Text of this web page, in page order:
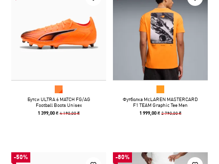
Бутси ULTRA 6 MATCH FG/AG
Football Boots Unisex
1 399,00 ₴4 190,00 ₴
Футболка McLAREN MASTERCARD
F1 TEAM Graphic Tee Men
1 999,00 ₴2 790,00 ₴
-50% -80%